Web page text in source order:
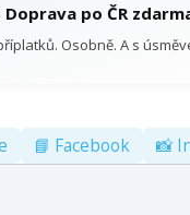
Doprava po ČR
Osobně. A s
📘 Facebook 📸